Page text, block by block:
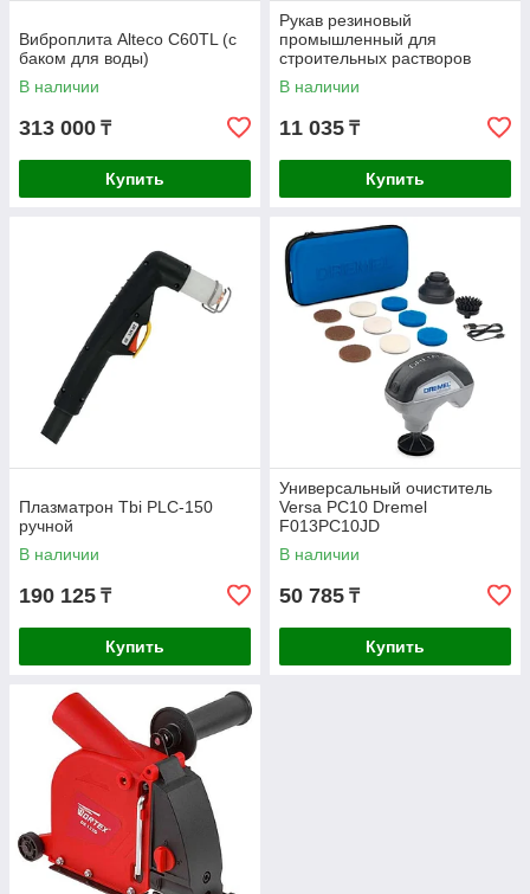
Фонари и переноски
Виброплита Alteco C60TL (с
баком для воды)
В наличии
313 000 ₸
Купить
Рукав резиновый
промышленный для
строительных растворов
SEMPERIT SM40 50х8мм 1м
В наличии
11 035 ₸
Купить
Плазматрон Tbi PLC-150
ручной
В наличии
190 125 ₸
Купить
Универсальный очиститель
Versa PC10 Dremel
F013PC10JD
В наличии
50 785 ₸
Купить